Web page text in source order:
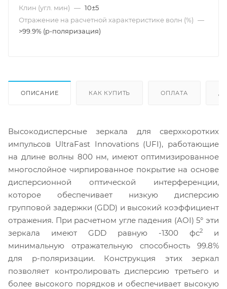
Клин (угл. мин) — 10±5
Отражение на расчетной характеристике волн (%) —
>99.9% (p-поляризация)
ОПИСАНИЕ КАК КУПИТЬ ОПЛАТА
Высокодисперсные зеркала для сверхкоротких
импульсов UltraFast Innovations (UFI), работающие
на длине волны 800 нм, имеют оптимизированное
многослойное чирпированное покрытие на основе
дисперсионной оптической интерференции,
которое обеспечивает низкую дисперсию
групповой задержки (GDD) и высокий коэффициент
отражения. При расчетном угле падения (AOI) 5° эти
зеркала имеют GDD равную -1300 фс2
и
минимальную отражательную способность 99.8%
для p-поляризации. Конструкция этих зеркал
позволяет контролировать дисперсию третьего и
более высокого порядков и обеспечивает высокую